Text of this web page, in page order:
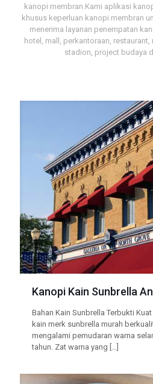
kanopi membran.Kami aplikasi
khusus keperluan kanopi membran
menerima layanan penempatan
hotel, mall, perkantoraan,
stadion, project budaya
Kanopi Kain Sunbrella
Bahan Kain Sunbrella Terbukti
kain merk sunbrella murah
mengalami pemudaran warna
tahun. Zat warna yang […]